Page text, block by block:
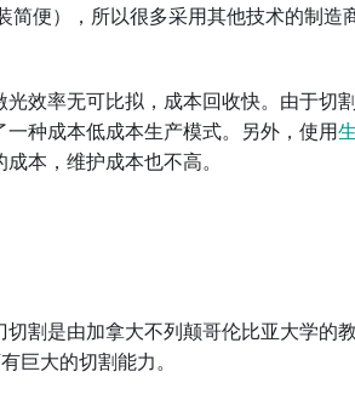
简便），所以很多采用其他技术的制造
效率无可比拟，成本回收快。由于切
种成本低成本生产模式。另外，使用
本，维护成本也不高。
割是由加拿大不列颠哥伦比亚大学的
巨大的切割能力。